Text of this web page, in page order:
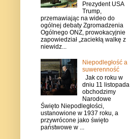
Prezydent USA
Trump,
przemawiając na wideo do
ogólnej debaty Zgromadzenia
Ogólnego ONZ, prowokacyjnie
zapowiedział „zaciekłą walkę z
niewidz...
Niepodległość a
suwerenność
Jak co roku w
dniu 11 listopada
obchodzimy
Narodowe
Święto Niepodległości,
ustanowione w 1937 roku, a
przywrócone jako święto
państwowe w ...